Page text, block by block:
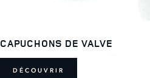
CAPUCHONS DE VALVE
DÉCOUVRIR